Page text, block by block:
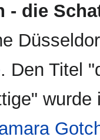
- die
. Den Titel
wurde